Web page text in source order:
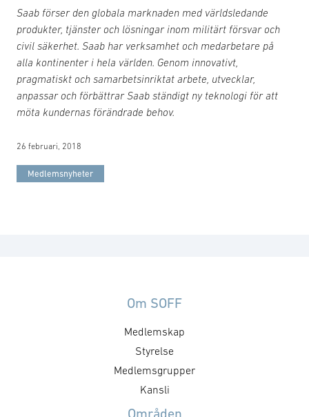
Saab förser den globala marknaden med världsledande
produkter, tjänster och lösningar inom militärt försvar och
civil säkerhet. Saab har verksamhet och medarbetare på
alla kontinenter i hela världen. Genom innovativt,
pragmatiskt och samarbetsinriktat arbete, utvecklar,
anpassar och förbättrar Saab ständigt ny teknologi för att
möta kundernas förändrade behov.
26 februari, 2018
Medlemsnyheter
Om SOFF
Medlemskap
Styrelse
Medlemsgrupper
Kansli
Områden